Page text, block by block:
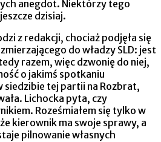
anegdot. Niektórzy tego
dzisiaj.
z redakcji, chociaż podjęła się
do władzy SLD: jest
razem, więc dzwonię do niej,
o jakimś spotkaniu
siedzibie tej partii na Rozbrat,
Lichocka pyta, czy
Roześmiałem się tylko w
kierownik ma swoje sprawy, a
pilnowanie własnych